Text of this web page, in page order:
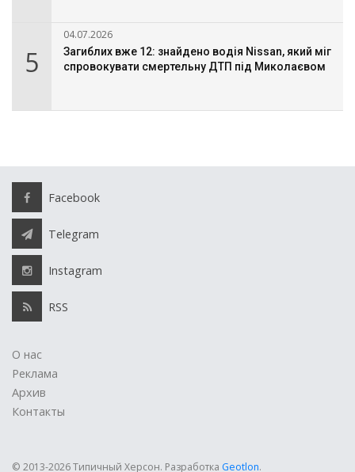
5
04.07.2026
Загиблих вже 12: знайдено водія Nissan, який міг
спровокувати смертельну ДТП під Миколаєвом
Facebook
Telegram
Instagram
RSS
О нас
Реклама
Архив
Контакты
© 2013-2026 Типичный Херсон. Разработка Geotlon.